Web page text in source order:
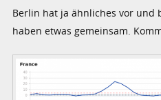
Berlin hat ja ähnliches vor und
haben etwas gemeinsam.